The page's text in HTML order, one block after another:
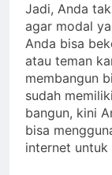
Jadi, Anda
agar modal
Anda bisa
atau teman
membangun
sudah
bangun, kini
bisa
internet untuk